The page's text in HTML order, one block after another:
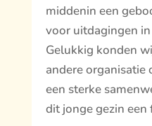
middenin een
voor uitdagingen
Gelukkig konden
andere organisatie
een sterke
dit jonge gezin